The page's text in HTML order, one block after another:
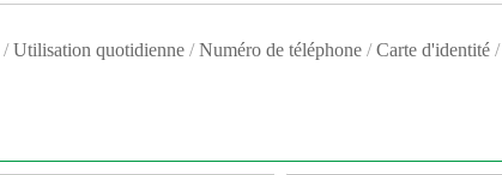
/ Utilisation quotidienne / Numéro de téléphone / Carte d'identité /